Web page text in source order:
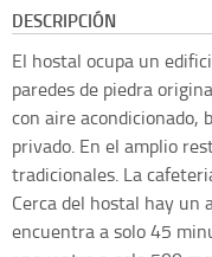
DESCRIPCIÓN
El hostal ocupa un
paredes de piedra
con aire acondicionado,
privado. En el amplio
tradicionales. La
Cerca del hostal hay un
encuentra a solo 45